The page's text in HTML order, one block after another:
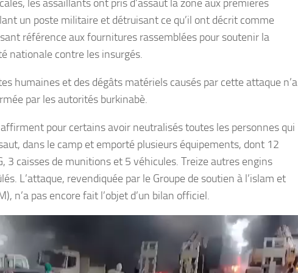
les assaillants ont pris d’assaut la zone aux premières
un poste militaire et détruisant ce qu’il ont décrit comme
référence aux fournitures rassemblées pour soutenir la
nationale contre les insurgés.
humaines et des dégâts matériels causés par cette attaque n’a
par les autorités burkinabè.
pour certains avoir neutralisés toutes les personnes qui
dans le camp et emporté plusieurs équipements, dont 12
3 caisses de munitions et 5 véhicules. Treize autres engins
L’attaque, revendiquée par le Groupe de soutien à l’islam et
n’a pas encore fait l’objet d’un bilan officiel.